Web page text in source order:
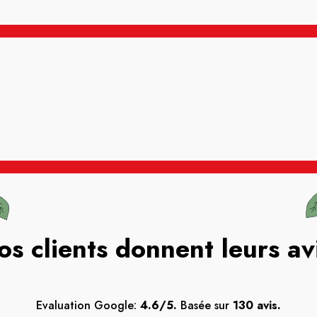
clients donnent leurs
Evaluation Google: 4.6/5. Basée sur 130 avis.